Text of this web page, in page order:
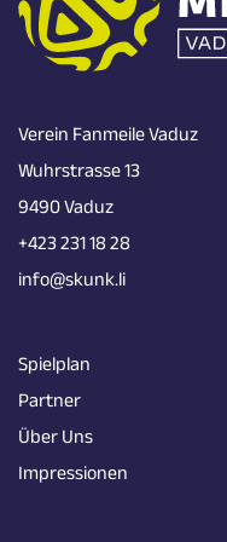
Verein Fanmeile Vaduz
Wuhrstrasse 13
9490 Vaduz
+423 231 18 28
info@skunk.li
Spielplan
Partner
Über Uns
Impressionen